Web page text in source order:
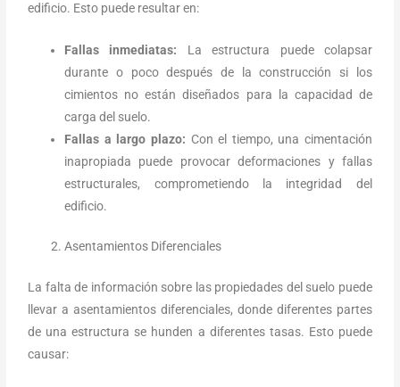
edificio. Esto puede resultar en:
Fallas inmediatas: La estructura puede colapsar
durante o poco después de la construcción si los
cimientos no están diseñados para la capacidad de
carga del suelo.
Fallas a largo plazo: Con el tiempo, una cimentación
inapropiada puede provocar deformaciones y fallas
estructurales, comprometiendo la integridad del
edificio.
Asentamientos Diferenciales
La falta de información sobre las propiedades del suelo puede
llevar a asentamientos diferenciales, donde diferentes partes
de una estructura se hunden a diferentes tasas. Esto puede
causar: